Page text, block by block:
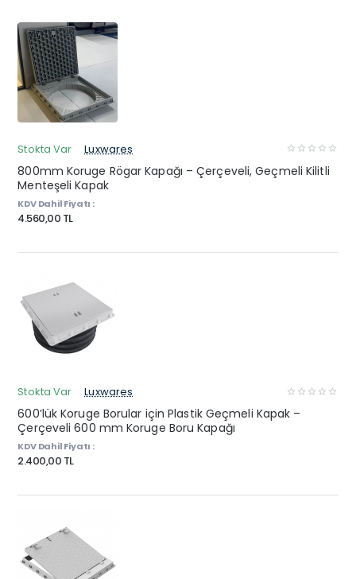
Stokta Var Luxwares
800mm Koruge Rögar Kapağı – Çerçeveli, Geçmeli Kilitli
Menteşeli Kapak
KDV Dahil Fiyatı :
4.560,00 TL
Stokta Var Luxwares
600’lük Koruge Borular için Plastik Geçmeli Kapak –
Çerçeveli 600 mm Koruge Boru Kapağı
KDV Dahil Fiyatı :
2.400,00 TL